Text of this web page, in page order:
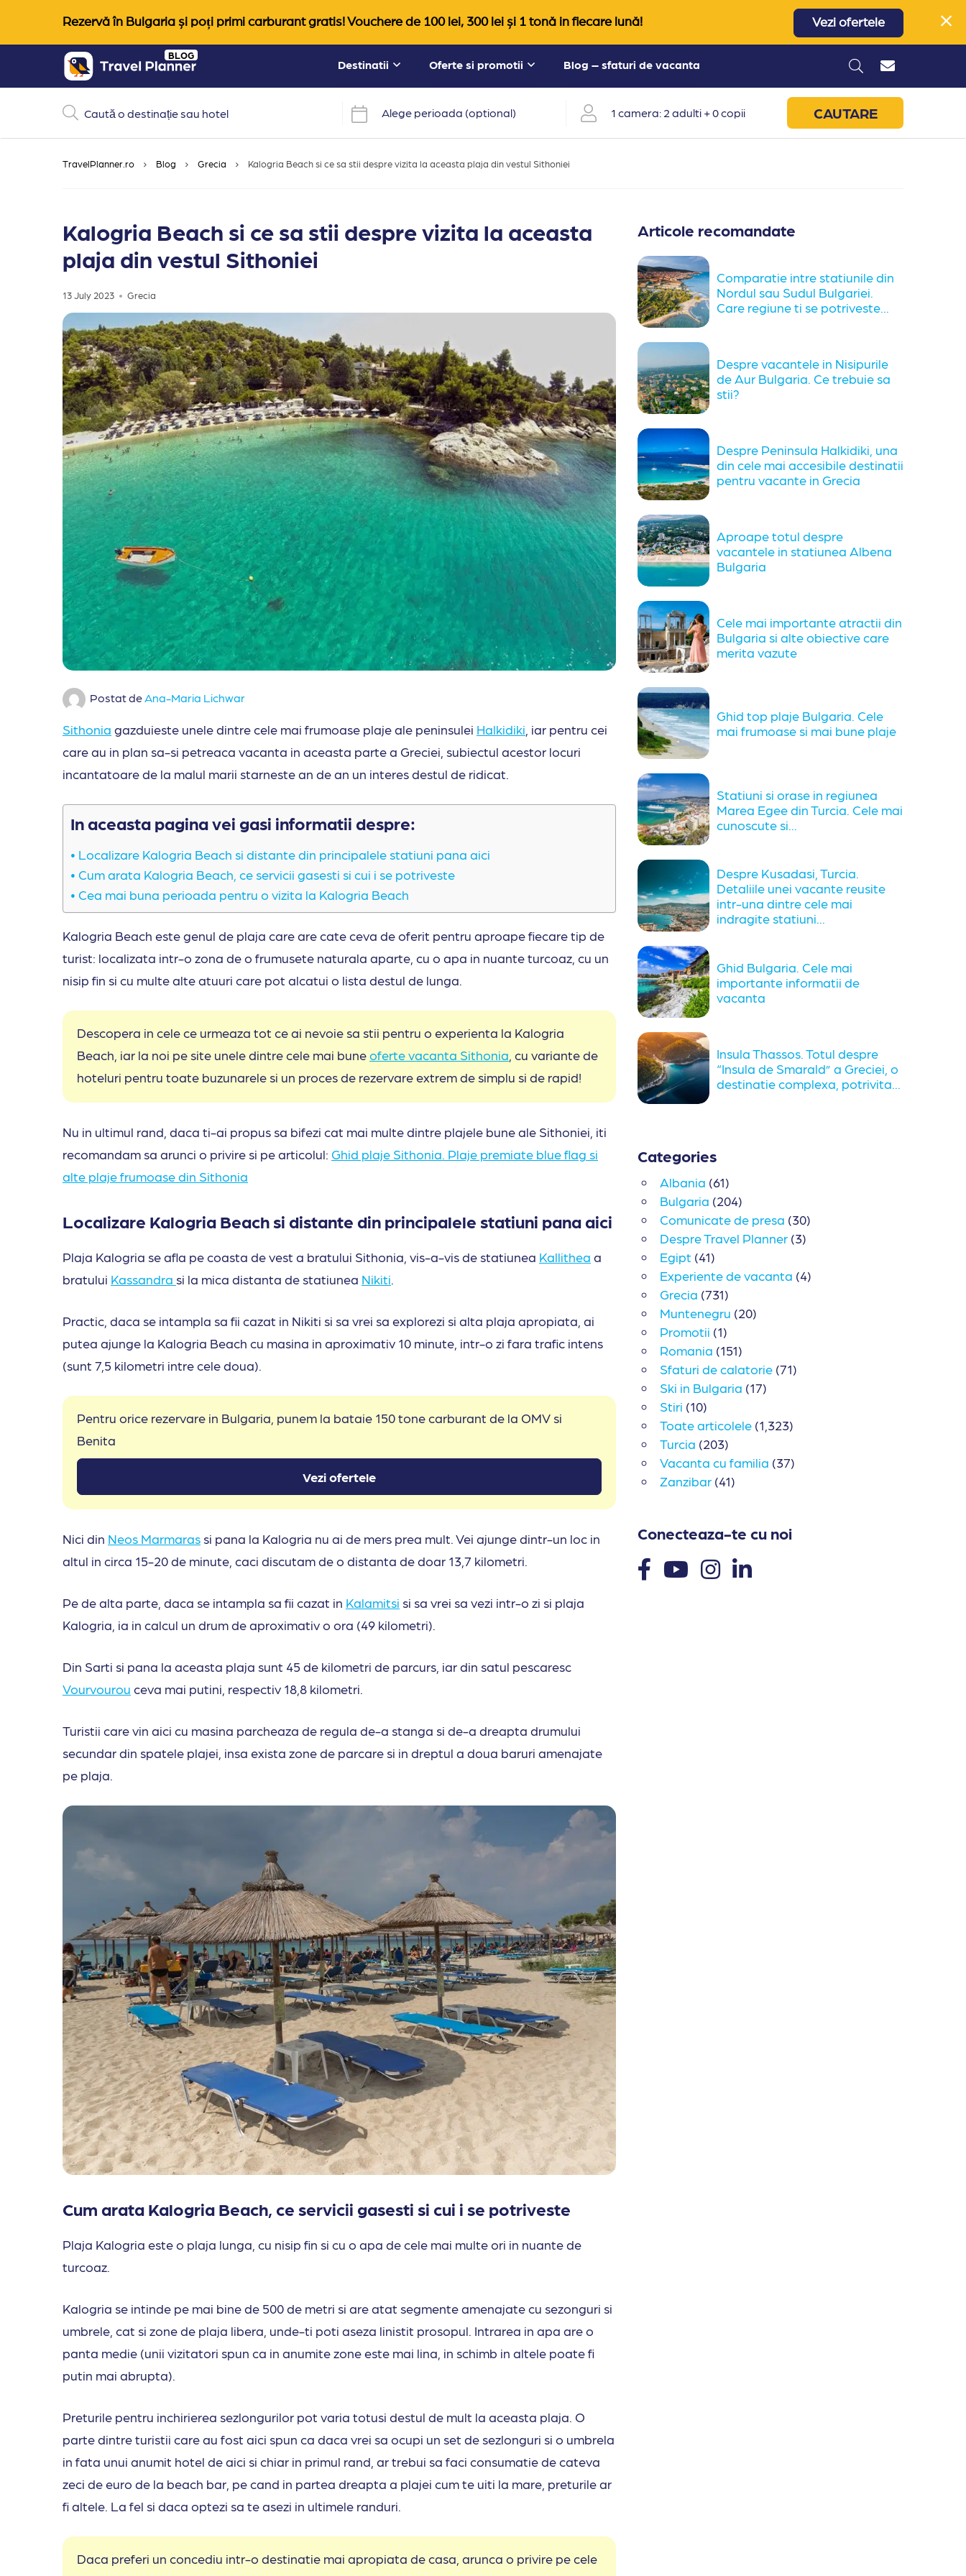
Rezervă în Bulgaria și poți primi carburant gratis! Vouchere de 100 lei, 300 lei și 1 tonă in fiecare lună! Vezi ofertele
content
BLOG
Destinatii Oferte si promotii Blog – sfaturi de vacanta
Alege perioada (optional) 1 camera: 2 adulti + 0 copii CAUTARE
TravelPlanner.ro Blog Grecia Kalogria Beach si ce sa stii despre vizita la aceasta plaja din vestul Sithoniei
Kalogria Beach si ce sa stii despre vizita la aceasta
plaja din vestul Sithoniei
13 July 2023 Grecia
Postat deAna-Maria Lichwar
Sithonia gazduieste unele dintre cele mai frumoase plaje ale peninsulei Halkidiki , iar pentru cei
care au in plan sa-si petreaca vacanta in aceasta parte a Greciei, subiectul acestor locuri
incantatoare de la malul marii starneste an de an un interes destul de ridicat.
In aceasta pagina vei gasi informatii despre:
Localizare Kalogria Beach si distante din principalele statiuni pana aici
Cum arata Kalogria Beach, ce servicii gasesti si cui i se potriveste
Cea mai buna perioada pentru o vizita la Kalogria Beach
Kalogria Beach este genul de plaja care are cate ceva de oferit pentru aproape fiecare tip de
turist: localizata intr-o zona de o frumusete naturala aparte, cu o apa in nuante turcoaz, cu un
nisip fin si cu multe alte atuuri care pot alcatui o lista destul de lunga.
Descopera in cele ce urmeaza tot ce ai nevoie sa stii pentru o experienta la Kalogria
Beach, iar la noi pe site unele dintre cele mai buneoferte vacanta Sithonia , cu variante de
hoteluri pentru toate buzunarele si un proces de rezervare extrem de simplu si de rapid!
Nu in ultimul rand, daca ti-ai propus sa bifezi cat mai multe dintre plajele bune ale Sithoniei, iti
recomandam sa arunci o privire si pe articolul: Ghid plaje Sithonia. Plaje premiate blue flag si
alte plaje frumoase din Sithonia
Localizare Kalogria Beach si distante din principalele statiuni pana aici
Plaja Kalogria se afla pe coasta de vest a bratului Sithonia, vis-a-vis de statiunea Kallithea a
bratului Kassandra si la mica distanta de statiunea Nikiti.
Practic, daca se intampla sa fii cazat in Nikiti si sa vrei sa explorezi si alta plaja apropiata, ai
putea ajunge la Kalogria Beach cu masina in aproximativ 10 minute, intr-o zi fara trafic intens
(sunt 7,5 kilometri intre cele doua).
Pentru orice rezervare in Bulgaria, punem la bataie 150 tone carburant de la OMV si
Benita
Vezi ofertele
Nici din Neos Marmarassi pana la Kalogria nu ai de mers prea mult. Vei ajunge dintr-un loc in
altul in circa 15-20 de minute, caci discutam de o distanta de doar 13,7 kilometri.
Pe de alta parte, daca se intampla sa fii cazat in Kalamitsi si sa vrei sa vezi intr-o zi si plaja
Kalogria, ia in calcul un drum de aproximativ o ora (49 kilometri).
Din Sarti si pana la aceasta plaja sunt 45 de kilometri de parcurs, iar din satul pescaresc
Vourvourou ceva mai putini, respectiv 18,8 kilometri.
Turistii care vin aici cu masina parcheaza de regula de-a stanga si de-a dreapta drumului
secundar din spatele plajei, insa exista zone de parcare si in dreptul a doua baruri amenajate
pe plaja.
Cum arata Kalogria Beach, ce servicii gasesti si cui i se potriveste
Plaja Kalogria este o plaja lunga, cu nisip fin si cu o apa de cele mai multe ori in nuante de
turcoaz.
Kalogria se intinde pe mai bine de 500 de metri si are atat segmente amenajate cu sezonguri si
umbrele, cat si zone de plaja libera, unde-ti poti aseza linistit prosopul. Intrarea in apa are o
panta medie (unii vizitatori spun ca in anumite zone este mai lina, in schimb in altele poate fi
putin mai abrupta).
Preturile pentru inchirierea sezlongurilor pot varia totusi destul de mult la aceasta plaja. O
parte dintre turistii care au fost aici spun ca daca vrei sa ocupi un set de sezlonguri si o umbrela
in fata unui anumit hotel de aici si chiar in primul rand, ar trebui sa faci consumatie de cateva
zeci de euro de la beach bar, pe cand in partea dreapta a plajei cum te uiti la mare, preturile ar
fi altele. La fel si daca optezi sa te asezi in ultimele randuri.
Daca preferi un concediu intr-o destinatie mai apropiata de casa, arunca o privire pe cele
Articole recomandate
Comparatie intre statiunile din
Nordul sau Sudul Bulgariei.
Care regiune ti se potriveste...
Despre vacantele in Nisipurile
de Aur Bulgaria. Ce trebuie sa
stii?
Despre Peninsula Halkidiki, una
din cele mai accesibile destinatii
pentru vacante in Grecia
Aproape totul despre
vacantele in statiunea Albena
Bulgaria
Cele mai importante atractii din
Bulgaria si alte obiective care
merita vazute
Ghid top plaje Bulgaria. Cele
mai frumoase si mai bune plaje
Statiuni si orase in regiunea
Marea Egee din Turcia. Cele mai
cunoscute si...
Despre Kusadasi, Turcia.
Detaliile unei vacante reusite
intr-una dintre cele mai
indragite statiuni...
Ghid Bulgaria. Cele mai
importante informatii de
vacanta
Insula Thassos. Totul despre
“Insula de Smarald” a Greciei, o
destinatie complexa, potrivita...
Categories
Albania (61)
Bulgaria (204)
Comunicate de presa (30)
Despre Travel Planner (3)
Egipt (41)
Experiente de vacanta (4)
Grecia (731)
Muntenegru (20)
Promotii (1)
Romania (151)
Sfaturi de calatorie (71)
Ski in Bulgaria (17)
Stiri (10)
Toate articolele (1,323)
Turcia (203)
Vacanta cu familia (37)
Zanzibar (41)
Conecteaza-te cu noi